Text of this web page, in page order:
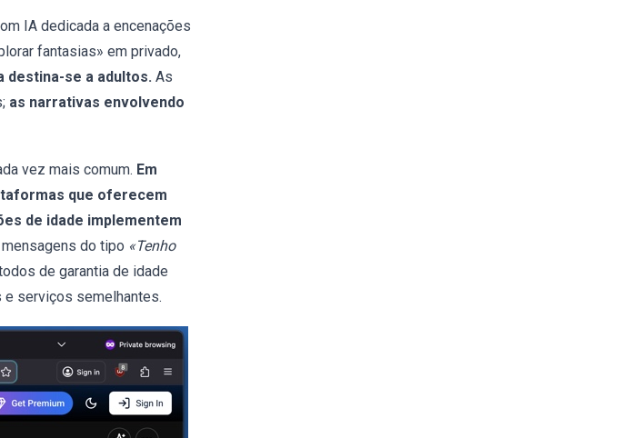
IA dedicada a encenações
fantasias» em privado,
destina-se a adultos. As
as narrativas envolvendo
vez mais comum. Em
que oferecem
de idade implementem
do tipo «Tenho
de garantia de idade
serviços semelhantes.